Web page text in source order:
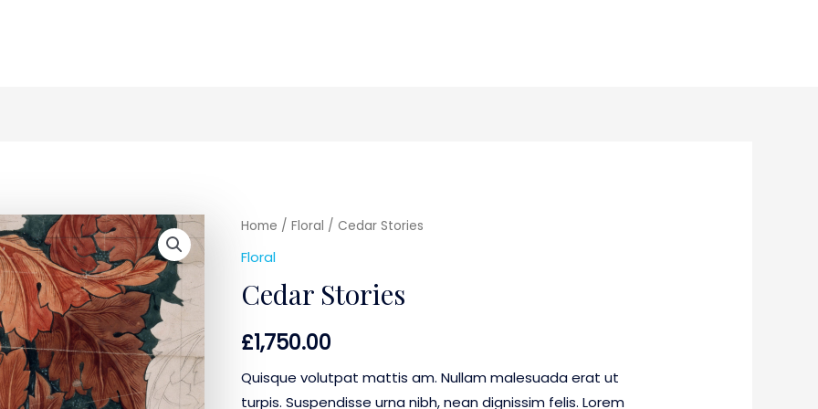
Home / Floral / Cedar Stories
Floral
Cedar Stories
£1,750.00
Quisque volutpat mattis am. Nullam malesuada erat ut
turpis. Suspendisse urna nibh, nean dignissim felis. Lorem
Cedar
Stories